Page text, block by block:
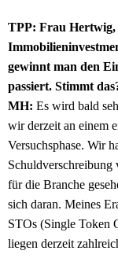
TPP: Frau Hertwig,
gewinnt man den
passiert. Stimmt
MH: Es wird bald
wir derzeit an einem
Versuchsphase. Wir
für die Branche
sich daran. Meines
STOs (Single Token
liegen derzeit